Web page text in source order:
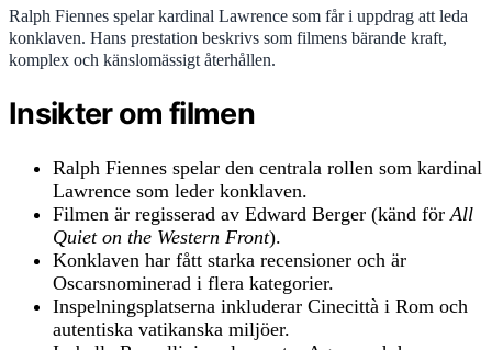
Ralph Fiennes spelar kardinal Lawrence som får i uppdrag att leda
konklaven. Hans prestation beskrivs som filmens bärande kraft,
komplex och känslomässigt återhållen.
Insikter om filmen
Ralph Fiennes spelar den centrala rollen som kardinal
Lawrence som leder konklaven.
Filmen är regisserad av Edward Berger (känd för All
Quiet on the Western Front).
Konklaven har fått starka recensioner och är
Oscarsnominerad i flera kategorier.
Inspelningsplatserna inkluderar Cinecittà i Rom och
autentiska vatikanska miljöer.